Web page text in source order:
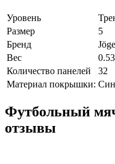
Уровень
Размер
5
Бренд
Вес
Количество панелей
32
Материал покрышки:
Футбольный
отзывы